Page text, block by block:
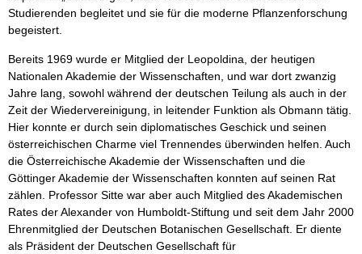
Studierenden begleitet und sie für die moderne Pflanzenforschung
begeistert.
Bereits 1969 wurde er Mitglied der Leopoldina, der heutigen
Nationalen Akademie der Wissenschaften, und war dort zwanzig
Jahre lang, sowohl während der deutschen Teilung als auch in der
Zeit der Wiedervereinigung, in leitender Funktion als Obmann tätig.
Hier konnte er durch sein diplomatisches Geschick und seinen
österreichischen Charme viel Trennendes überwinden helfen. Auch
die Österreichische Akademie der Wissenschaften und die
Göttinger Akademie der Wissenschaften konnten auf seinen Rat
zählen. Professor Sitte war aber auch Mitglied des Akademischen
Rates der Alexander von Humboldt-Stiftung und seit dem Jahr 2000
Ehrenmitglied der Deutschen Botanischen Gesellschaft. Er diente
als Präsident der Deutschen Gesellschaft für